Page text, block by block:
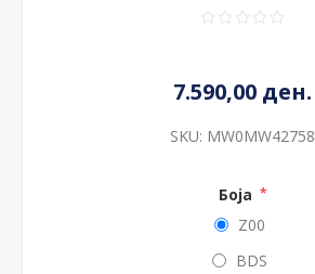
7.590,00 ден.
SKU: MW0MW42758
Боја *
Z00
BDS